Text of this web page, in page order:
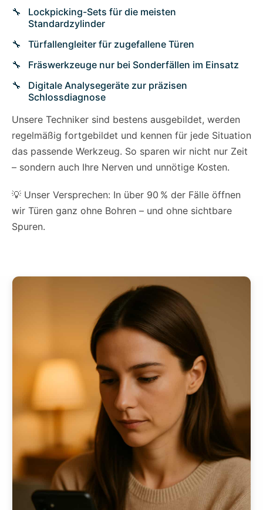
Lockpicking-Sets für die meisten
Standardzylinder
Türfallengleiter für zugefallene Türen
Fräswerkzeuge nur bei Sonderfällen im Einsatz
Digitale Analysegeräte zur präzisen
Schlossdiagnose
Unsere Techniker sind bestens ausgebildet, werden
regelmäßig fortgebildet und kennen für jede Situation
das passende Werkzeug. So sparen wir nicht nur Zeit
– sondern auch Ihre Nerven und unnötige Kosten.
💡 Unser Versprechen: In über 90 % der Fälle öffnen
wir Türen ganz ohne Bohren – und ohne sichtbare
Spuren.